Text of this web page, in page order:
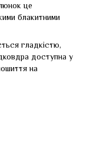
це
блакитними
гладкістю,
доступна у
на